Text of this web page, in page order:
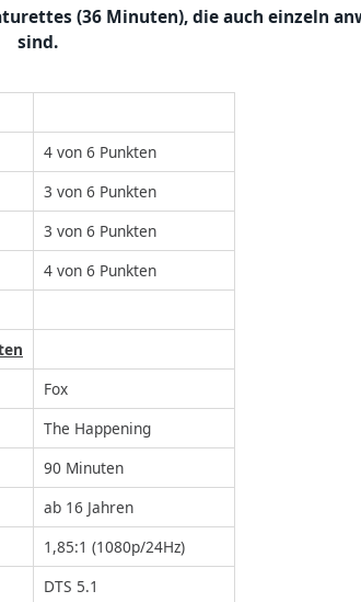
(36 Minuten), die auch einzeln
sind.
4 von 6 Punkten
3 von 6 Punkten
3 von 6 Punkten
4 von 6 Punkten
Fox
The Happening
90 Minuten
ab 16 Jahren
1,85:1 (1080p/24Hz)
DTS 5.1